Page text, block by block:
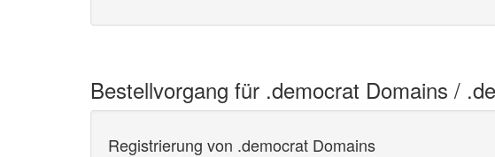
Bestellvorgang für .democrat Domains /
Registrierung von .democrat Domains